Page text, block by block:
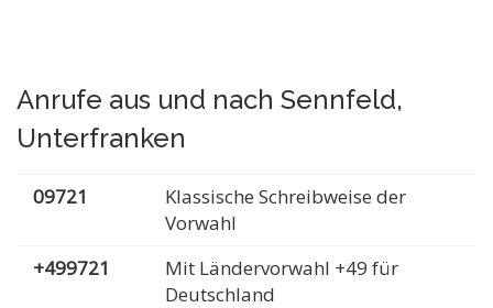
Anrufe aus und nach Sennfeld,
Unterfranken
09721
Klassische Schreibweise der
Vorwahl
+499721
Mit Ländervorwahl +49 für
Deutschland